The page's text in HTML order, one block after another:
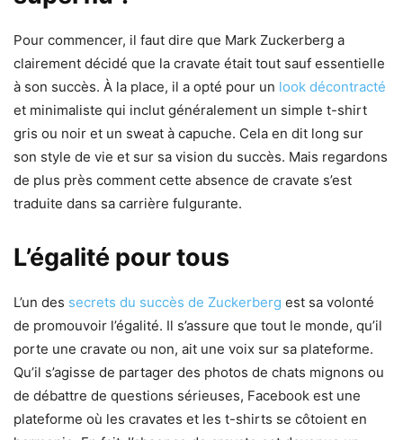
Pour commencer, il faut dire que Mark Zuckerberg a
clairement décidé que la cravate était tout sauf essentielle
à son succès. À la place, il a opté pour un look décontracté
et minimaliste qui inclut généralement un simple t-shirt
gris ou noir et un sweat à capuche. Cela en dit long sur
son style de vie et sur sa vision du succès. Mais regardons
de plus près comment cette absence de cravate s’est
traduite dans sa carrière fulgurante.
L’égalité pour tous
L’un des secrets du succès de Zuckerberg est sa volonté
de promouvoir l’égalité. Il s’assure que tout le monde, qu’il
porte une cravate ou non, ait une voix sur sa plateforme.
Qu’il s’agisse de partager des photos de chats mignons ou
de débattre de questions sérieuses, Facebook est une
plateforme où les cravates et les t-shirts se côtoient en